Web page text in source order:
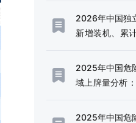
2026年中国独
新增装机、累
储能电站迎来
期[图]
2025年中国危
域上牌量分析
2025年中国危